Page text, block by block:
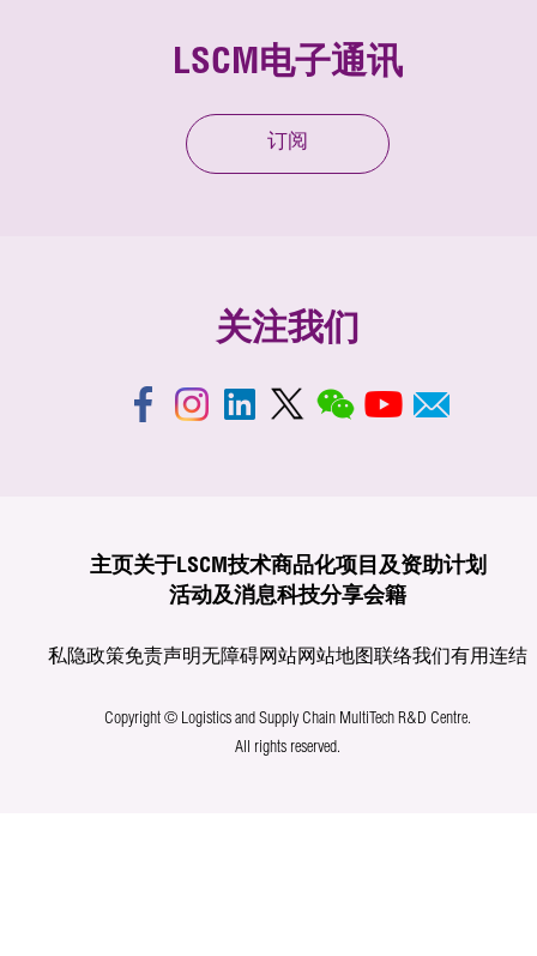
LSCM电子通讯
订阅
关注我们
主页关于LSCM技术商品化项目及资助计划
活动及消息科技分享会籍
私隐政策免责声明无障碍网站网站地图联络我们有用连结
Copyright © Logistics and Supply Chain MultiTech R&D Centre.
All rights reserved.